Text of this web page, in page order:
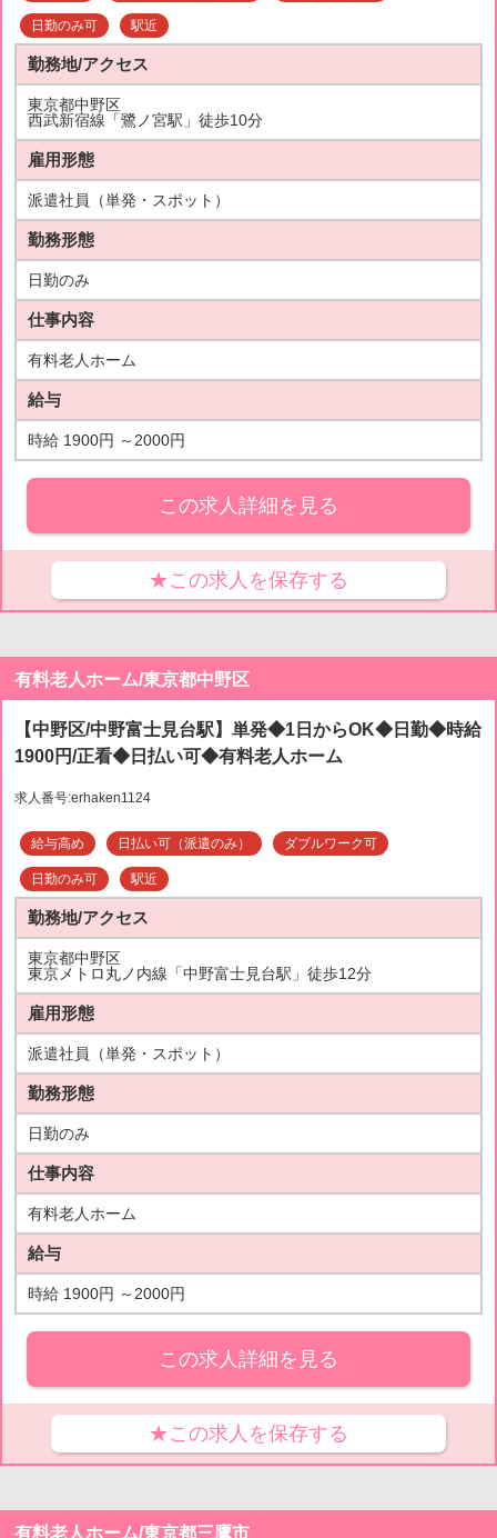
日勤のみ可 駅近
勤務地/アクセス
東京都中野区
西武新宿線「鷺ノ宮駅」徒歩10分
雇用形態
派遣社員（単発・スポット）
勤務形態
日勤のみ
仕事内容
有料老人ホーム
給与
時給 1900円 ～2000円
この求人詳細を見る
★この求人を保存する
有料老人ホーム/東京都中野区
【中野区/中野富士見台駅】単発◆1日からOK◆日勤◆時給
1900円/正看◆日払い可◆有料老人ホーム
求人番号:erhaken1124
給与高め 日払い可（派遣のみ） ダブルワーク可
日勤のみ可 駅近
勤務地/アクセス
東京都中野区
東京メトロ丸ノ内線「中野富士見台駅」徒歩12分
雇用形態
派遣社員（単発・スポット）
勤務形態
日勤のみ
仕事内容
有料老人ホーム
給与
時給 1900円 ～2000円
この求人詳細を見る
★この求人を保存する
有料老人ホーム/東京都三鷹市